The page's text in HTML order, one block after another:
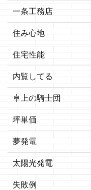
一条工務店
住み心地
住宅性能
内覧してる
卓上の騎士団
坪単価
夢発電
太陽光発電
失敗例